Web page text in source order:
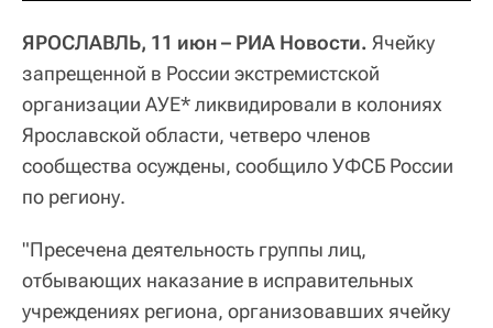
ЯРОСЛАВЛЬ, 11 июн – РИА Новости. Ячейку
запрещенной в России экстремистской
организации АУЕ* ликвидировали в колониях
Ярославской области, четверо членов
сообщества осуждены, сообщило УФСБ России
по региону.
"Пресечена деятельность группы лиц,
отбывающих наказание в исправительных
учреждениях региона, организовавших ячейку